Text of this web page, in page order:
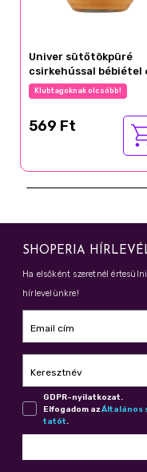
Univer sütőtökpüré
csirkehússal bébiétel
hónapos kortól 163 g
Klubtagoknak olcsóbb!
569 Ft
SHOPERIA
Ha elsőként szeretnél
hírlevelünkre!
Email cím
Keresztnév
GDPR-nyilatkozat.
Elfogadom azÁl­ta­lá­nos
ta­tót.